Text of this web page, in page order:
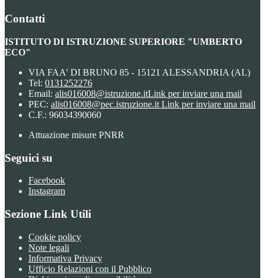
Contatti
ISTITUTO DI ISTRUZIONE SUPERIORE "UMBERTO
ECO"
VIA FAA' DI BRUNO 85 - 15121 ALESSANDRIA (AL)
Tel: 0131252276
Email: alis016008@istruzione.itLink per inviare una mail
PEC: alis016008@pec.istruzione.it Link per inviare una mail
C.F.: 96034390060
Attuazione misure PNRR
Seguici su
Facebook
Instagram
Sezione Link Utili
Cookie policy
Note legali
Informativa Privacy
Ufficio Relazioni con il Pubblico